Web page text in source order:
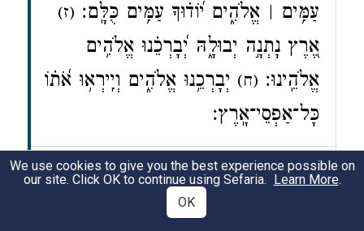
עַמִּ֥ים ׀ אֱלֹהִ֑ים י֝וֹד֗וּךָ עַמִּ֥ים כֻּלָּֽם׃ (ז)
אֶ֭רֶץ נָתְנָ֣ה יְבוּלָ֑הּ יְ֝בָרְכֵ֗נוּ אֱלֹהִ֥ים
אֱלֹהֵֽינוּ׃ (ח) יְבָרְכֵ֥נוּ אֱלֹהִ֑ים וְיִֽירְא֥וּ אֹ֝ת֗וֹ
כָּל־אַפְסֵי־אָֽרֶץ׃
Psalms 67
For the leader; with instrumental
We use cookies to give you the best experience possible on
our site. Click OK to continue using Sefaria. Learn More.
OK